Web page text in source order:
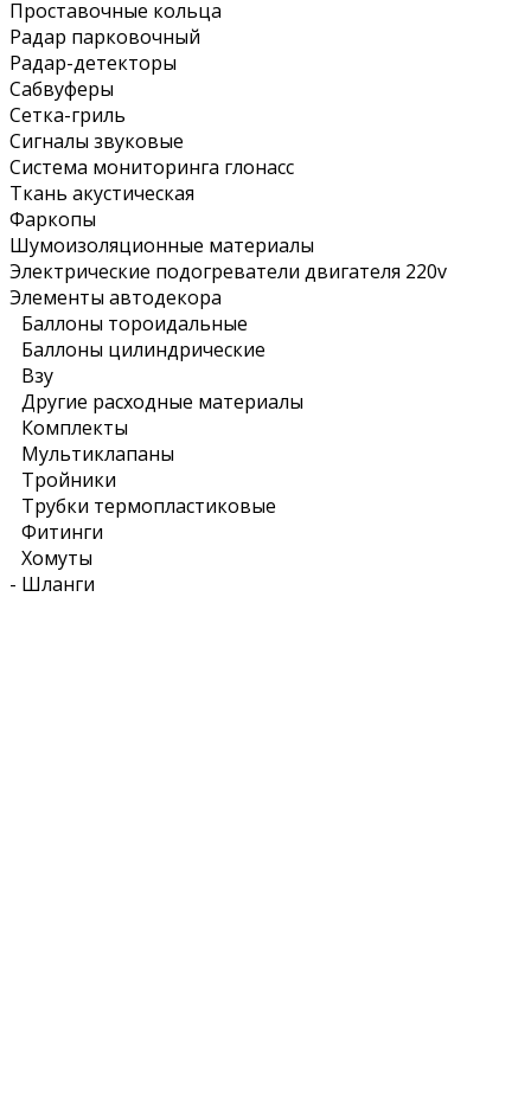
Проставочные кольца
Радар парковочный
Радар-детекторы
Сабвуферы
Сетка-гриль
Сигналы звуковые
Система мониторинга глонасс
Ткань акустическая
Фаркопы
Шумоизоляционные материалы
Электрические подогреватели двигателя 220v
Элементы автодекора
-
Баллоны тороидальные
Баллоны цилиндрические
Взу
Другие расходные материалы
Комплекты
Мультиклапаны
Тройники
Трубки термопластиковые
Фитинги
Хомуты
Шланги